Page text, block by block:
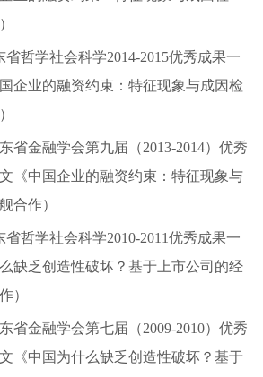
省哲学社会科学2014-2015优秀成果一
企业的融资约束：特征现象与成因检
省金融学会第九届（2013-2014）优秀
《中国企业的融资约束：特征现象与
合作）
省哲学社会科学2010-2011优秀成果一
缺乏创造性破坏？基于上市公司的经
）
省金融学会第七届（2009-2010）优秀
《中国为什么缺乏创造性破坏？基于